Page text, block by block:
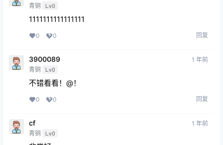
青铜 Lv0
1111111111111111
0 0 回复
3900089
青铜 Lv0
1 年前
不错看看！@！
0 0 回复
cf
青铜 Lv0
1 年前